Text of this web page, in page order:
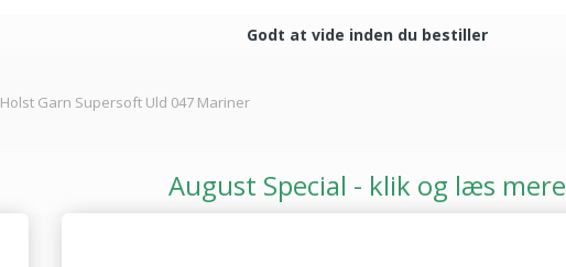
Godt at vide inden du bestiller
Holst Garn Supersoft Uld 047 Mariner
August Special - klik og læs mere